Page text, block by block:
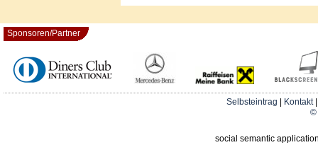
Sponsoren/Partner
Selbsteintrag Kontakt
©
social semantic